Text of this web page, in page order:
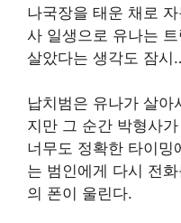
나국장을 태운 채로
사 일생으로 유나는
살았다는 생각도 잠시
납치범은 유나가 살
지만 그 순간 박형사
너무도 정확한 타이밍
는 범인에게 다시 전
의 폰이 울린다.